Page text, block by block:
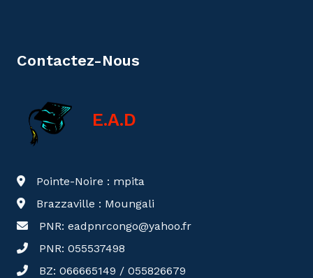
Contactez-Nous
E.A.D
Pointe-Noire : mpita
Brazzaville : Moungali
PNR: eadpnrcongo@yahoo.fr
PNR: 055537498
BZ: 066665149 / 055826679